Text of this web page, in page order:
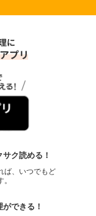
ク読める！
ば、いつでもど
できる！